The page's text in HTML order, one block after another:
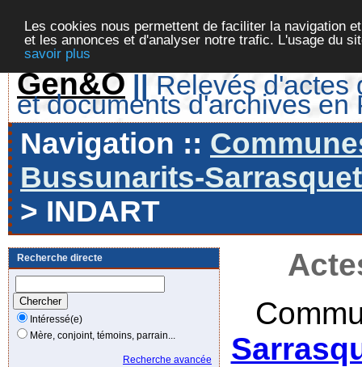
Les cookies nous permettent de faciliter la navigation
et les annonces et d'analyser notre trafic. L'usage du
savoir plus
Gen&O || Relevés d'actes
et documents d'archives en
Navigation ::
Bussunarits-
> INDART
Recherche directe
Intéressé(e)
Mère, conjoint, témoins, parrain...
Recherche avancée